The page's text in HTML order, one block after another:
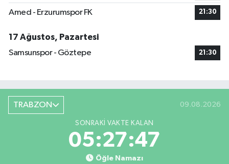
Amed - Erzurumspor FK 21:30
17 Ağustos, Pazartesi
Samsunspor - Göztepe
21:30
TRABZON 09.08.2026
SONRAKI VAKTE KALAN
05:27:46
Öğle Namazı